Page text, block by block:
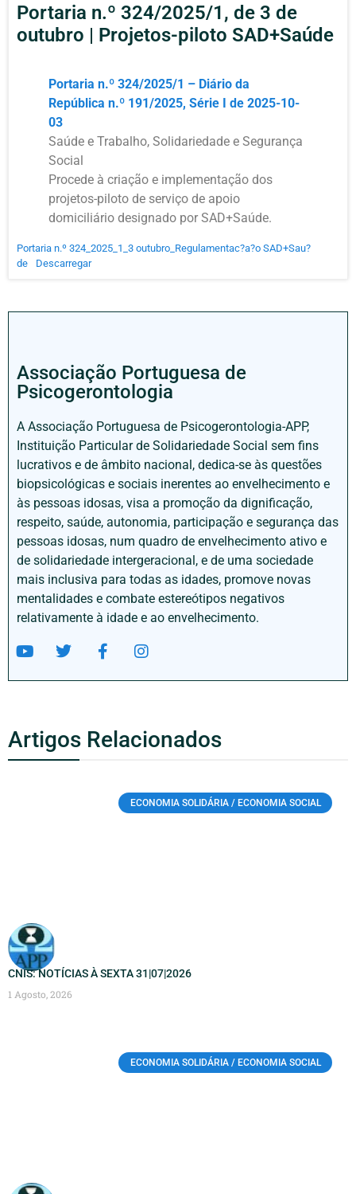
Portaria n.º 324/2025/1, de 3 de
outubro | Projetos-piloto SAD+Saúde
Portaria n.º 324/2025/1 – Diário da
República n.º 191/2025, Série I de 2025-10-
03
Saúde e Trabalho, Solidariedade e Segurança
Social
Procede à criação e implementação dos
projetos-piloto de serviço de apoio
domiciliário designado por SAD+Saúde.
Portaria n.º 324_2025_1_3 outubro_Regulamentac?a?o SAD+Sau?
de
Descarregar
Associação Portuguesa de
Psicogerontologia
A Associação Portuguesa de Psicogerontologia-APP,
Instituição Particular de Solidariedade Social sem fins
lucrativos e de âmbito nacional, dedica-se às questões
biopsicológicas e sociais inerentes ao envelhecimento e
às pessoas idosas, visa a promoção da dignificação,
respeito, saúde, autonomia, participação e segurança das
pessoas idosas, num quadro de envelhecimento ativo e
de solidariedade intergeracional, e de uma sociedade
mais inclusiva para todas as idades, promove novas
mentalidades e combate estereótipos negativos
relativamente à idade e ao envelhecimento.
Artigos Relacionados
ECONOMIA SOLIDÁRIA / ECONOMIA SOCIAL
CNIS: NOTÍCIAS À SEXTA 31|07|2026
1 Agosto, 2026
ECONOMIA SOLIDÁRIA / ECONOMIA SOCIAL